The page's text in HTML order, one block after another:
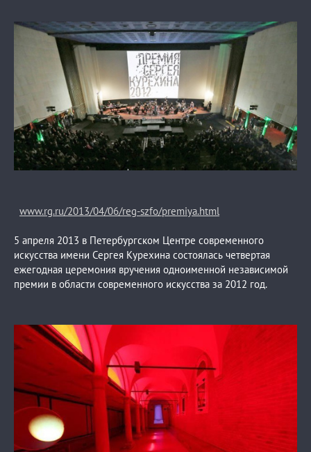
www.rg.ru/2013/04/06/reg-szfo/premiya.html
5 апреля 2013 в Петербургском Центре современного
искусства имени Сергея Курехина состоялась четвертая
ежегодная церемония вручения одноименной независимой
премии в области современного искусства за 2012 год.